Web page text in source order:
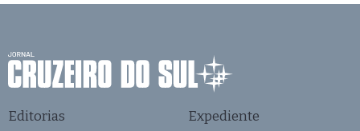
Editorias Expediente